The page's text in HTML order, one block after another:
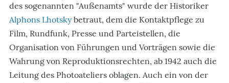
des sogenannten "Außenamts" wurde der Historiker
Alphons Lhotskybetraut, dem die Kontaktpflege zu
Film, Rundfunk, Presse und Parteistellen, die
Organisation von Führungen und Vorträgen sowie die
Wahrung von Reproduktionsrechten, ab 1942 auch die
Leitung des Photoateliers oblagen. Auch ein von der